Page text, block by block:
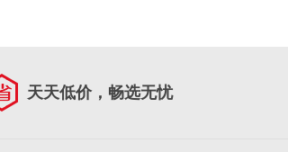
天天低价，畅选无忧